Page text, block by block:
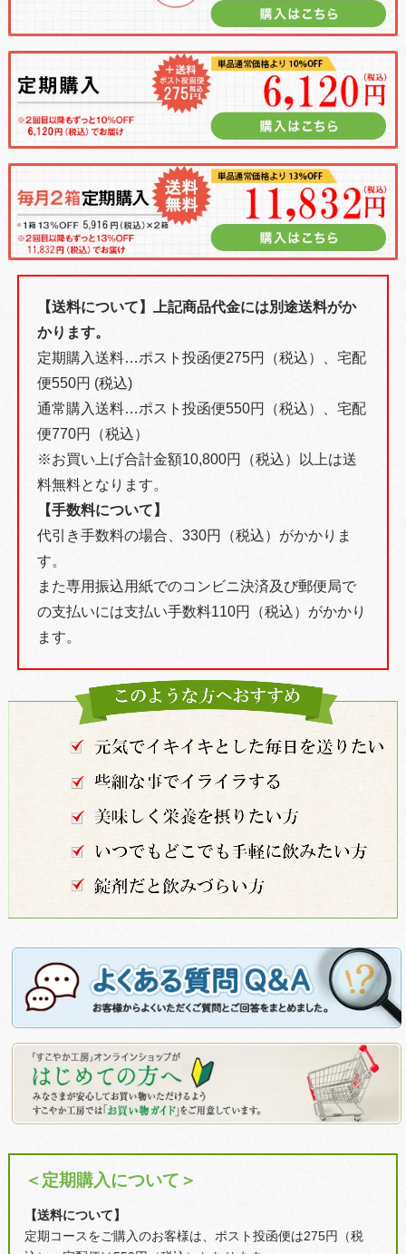
【送料について】上記商品代金には別途送料がか
かります。
定期購入送料…ポスト投函便275円（税込）、宅配
便550円 (税込)
通常購入送料…ポスト投函便550円（税込）、宅配
便770円（税込）
※お買い上げ合計金額10,800円（税込）以上は送
料無料となります。
【手数料について】
代引き手数料の場合、330円（税込）がかかりま
す。
また専用振込用紙でのコンビニ決済及び郵便局で
の支払いには支払い手数料110円（税込）がかかり
ます。
＜定期購入について＞
【送料について】
定期コースをご購入のお客様は、ポスト投函便は275円（税